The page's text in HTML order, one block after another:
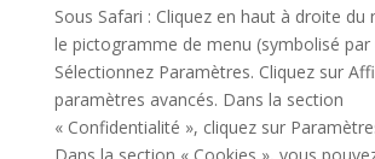
Sous Safari : Cliquez en haut à droite du
le pictogramme de menu (symbolisé par
Sélectionnez Paramètres. Cliquez sur
paramètres avancés. Dans la section
« Confidentialité », cliquez sur